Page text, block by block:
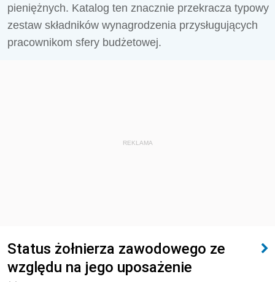
pieniężnych. Katalog ten znacznie przekracza typowy
zestaw składników wynagrodzenia przysługujących
pracownikom sfery budżetowej.
REKLAMA
Status żołnierza zawodowego ze
względu na jego uposażenie